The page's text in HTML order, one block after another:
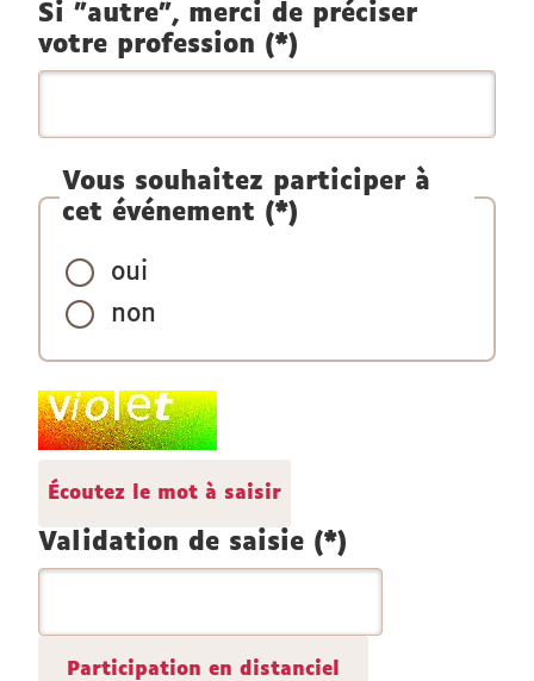
Si "autre", merci de préciser
votre profession (*)
Vous souhaitez participer à
cet événement (*)
oui
non
Champ
pour
robots.
Si
Écoutez le mot à saisir
Validation de saisie (*)